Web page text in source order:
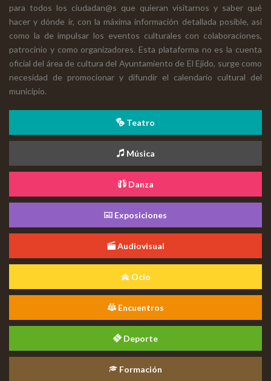
para todos los ciudadan@s que quieran visitarnos y saber qué
hacer y dónde ir, con la máxima información detallada posible, así
como la de impulsar los eventos culturales con colaboraciones,
patrocinio y como organizadores. Esta plataforma no es la cuenta
oficial del área de cultura del Ayuntamiento de El Ejido, surge como
necesidad de promocionar y difundir el calendario cultural del
municipio.
Teatro
Música
Danza
Exposiciones
Audiovisual
Ocio
Encuentros
Deporte
Formación